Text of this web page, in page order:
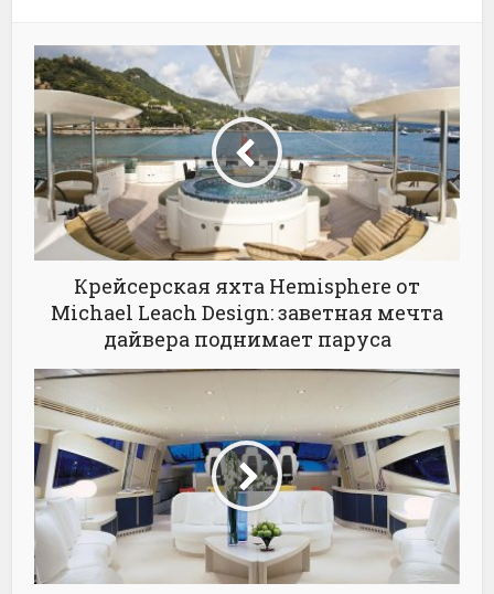
Крейсерская яхта Hemisphere от
Michael Leach Design: заветная мечта
дайвера поднимает паруса